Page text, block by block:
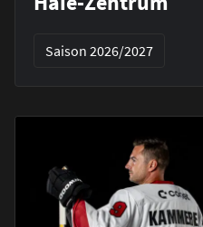
Saison 2026/2027